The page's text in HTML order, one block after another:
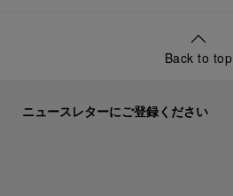
Back to top
ニュースレターにご登録ください